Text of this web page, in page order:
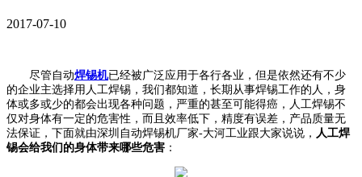
2017-07-10
尽管自动焊锡机已经被广泛应用于各行各业，但是依然还有不少
的企业主选择用人工焊锡，我们都知道，长期从事焊锡工作的人，身
体或多或少的都会出现各种问题，严重的甚至可能得癌，人工焊锡不
仅对身体有一定的危害性，而且效率低下，精度有误差，产品质量无
法保证，下面就由深圳自动焊锡机厂家-大河工业跟大家说说， 人工焊
锡会给我们的身体带来哪些危害 ：